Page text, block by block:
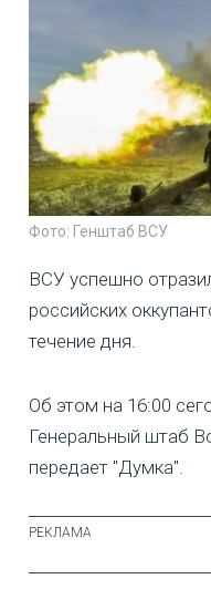
Фото: Генштаб ВСУ
ВСУ успешно
российских
течение дня.
Об этом на 16:00
Генеральный штаб
передает "Думка".